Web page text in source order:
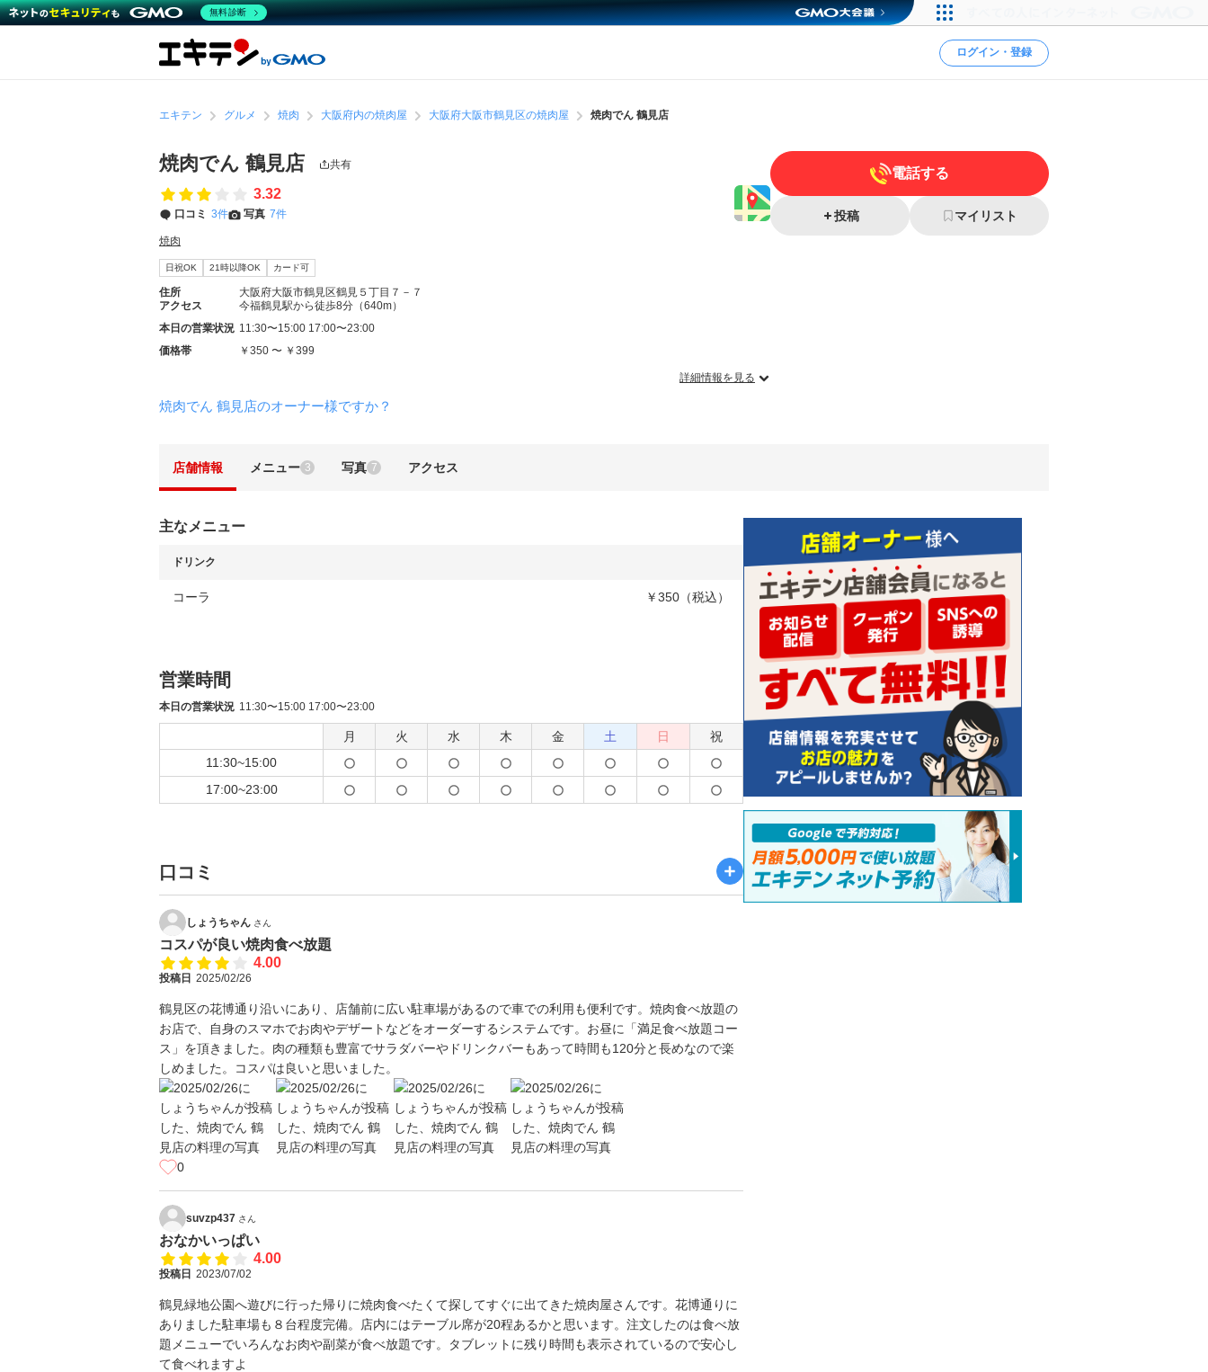
ログイン・登録
エキテン グルメ 焼肉 大阪府内の焼肉屋 大阪府大阪市鶴見区の焼肉屋 焼肉でん 鶴見店
焼肉でん 鶴見店 共有
3.32
口コミ 3件 写真 7件
焼肉
日祝OK 21時以降OK カード可
住所
大阪府大阪市鶴見区鶴見５丁目７－７
アクセス
今福鶴見駅から徒歩8分（640m）
本日の営業状況 11:30〜15:00 17:00〜23:00
価格帯
￥350 〜 ￥399
詳細情報を見る
焼肉でん 鶴見店のオーナー様ですか？
電話する
投稿 マイリスト
店舗情報 メニュー 3 写真 7 アクセス
主なメニュー
ドリンク
コーラ ￥350（税込）
営業時間
本日の営業状況 11:30〜15:00 17:00〜23:00
月 火 水 木 金 土 日
祝
11:30~15:00
17:00~23:00
口コミ
しょうちゃん さん
コスパが良い焼肉食べ放題
4.00
投稿日 2025/02/26
鶴見区の花博通り沿いにあり、店舗前に広い駐車場があるので車での利用も便利です。焼肉食べ放題の
お店で、自身のスマホでお肉やデザートなどをオーダーするシステムです。お昼に「満足食べ放題コー
ス」を頂きました。肉の種類も豊富でサラダバーやドリンクバーもあって時間も120分と長めなので楽
しめました。コスパは良いと思いました。
0
suvzp437 さん
おなかいっぱい
4.00
投稿日 2023/07/02
鶴見緑地公園へ遊びに行った帰りに焼肉食べたくて探してすぐに出てきた焼肉屋さんです。花博通りに
ありました駐車場も８台程度完備。店内にはテーブル席が20程あるかと思います。注文したのは食べ放
題メニューでいろんなお肉や副菜が食べ放題です。タブレットに残り時間も表示されているので安心し
て食べれますよ
無料診断